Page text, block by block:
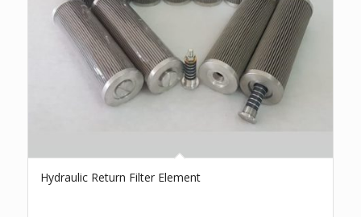
Hydraulic Return Filter Element